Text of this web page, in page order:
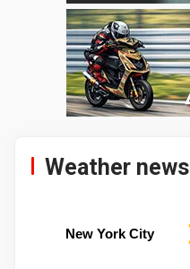
Weather news
New York City